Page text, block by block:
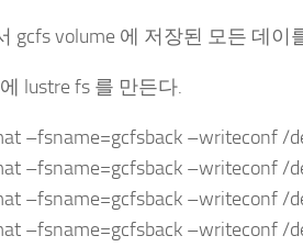
gcfs volume 에 저장된 모든 데이
lustre fs 를 만든다.
–fsname=gcfsback –writeconf /
–fsname=gcfsback –writeconf /
–fsname=gcfsback –writeconf /
–fsname=gcfsback –writeconf /